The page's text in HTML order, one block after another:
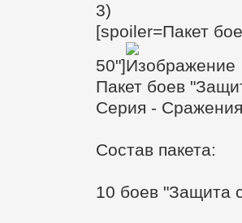
3)
[spoiler=Пакет
50"]
Пакет боев
Серия -
Состав пакета:
10 боев "Защита